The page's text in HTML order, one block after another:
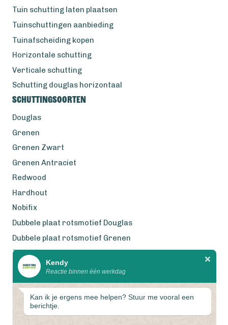
Tuin schutting laten plaatsen
Tuinschuttingen aanbieding
Tuinafscheiding kopen
Horizontale schutting
Verticale schutting
Schutting douglas horizontaal
Schuttingsoorten
Douglas
Grenen
Grenen Zwart
Grenen Antraciet
Redwood
Hardhout
Nobifix
Dubbele plaat rotsmotief Douglas
Dubbele plaat rotsmotief Grenen
Zweeds Rabat Douglas
Wij werken met eerlijke
gecertificeerde houtsoorten
Kendy
Reactie binnen één werkdag
Kan ik je ergens mee helpen? Stuur me vooral een
berichtje.